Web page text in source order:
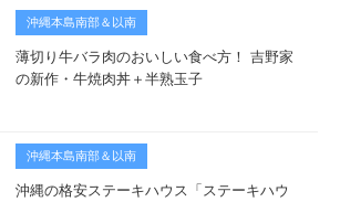
沖縄本島南部＆以南
薄切り牛バラ肉のおいしい食べ方！ 吉野家
の新作・牛焼肉丼＋半熟玉子
沖縄本島南部＆以南
沖縄の格安ステーキハウス「ステーキハウ